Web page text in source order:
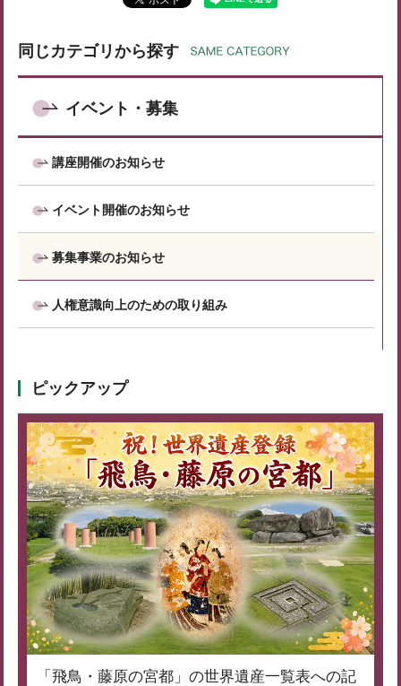
同じカテゴリから探す
イベント・募集
講座開催のお知らせ
イベント開催のお知らせ
募集事業のお知らせ
人権意識向上のための取り組み
ピックアップ
「飛鳥・藤原の宮都」の世界遺産一覧表への記